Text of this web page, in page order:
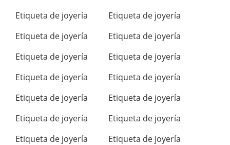
Etiqueta de joyería
Etiqueta de joyería
Etiqueta de joyería
Etiqueta de joyería
Etiqueta de joyería
Etiqueta de joyería
Etiqueta de joyería
Etiqueta de joyería
Etiqueta de joyería
Etiqueta de joyería
Etiqueta de joyería
Etiqueta de joyería
Etiqueta de joyería
Etiqueta de joyería